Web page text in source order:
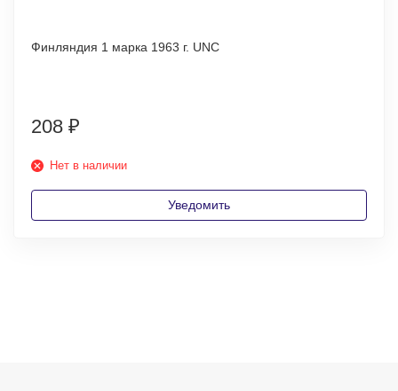
Финляндия 1 марка 1963 г. UNC
208 ₽
Нет в наличии
Уведомить